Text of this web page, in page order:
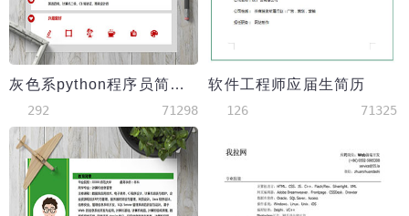
灰色系python程序员简历模板
292 71298
软件工程师应届生简历
126 71325